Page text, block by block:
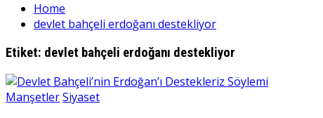
Home
devlet bahçeli erdoğanı destekliyor
Etiket: devlet bahçeli erdoğanı destekliyor
ManşetlerSiyaset